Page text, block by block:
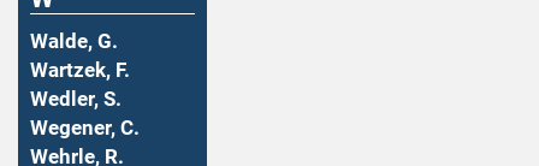
Walde, G.
Wartzek, F.
Wedler, S.
Wegener, C.
Wehrle, R.